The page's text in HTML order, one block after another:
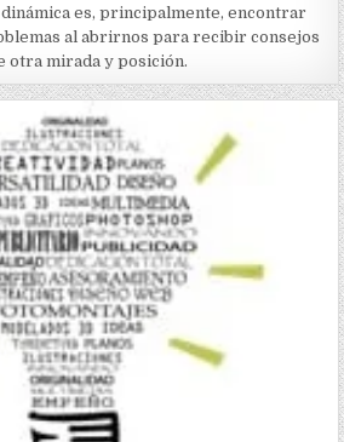
es, principalmente, encontrar
al abrirnos para recibir consejos
otra mirada y posición.